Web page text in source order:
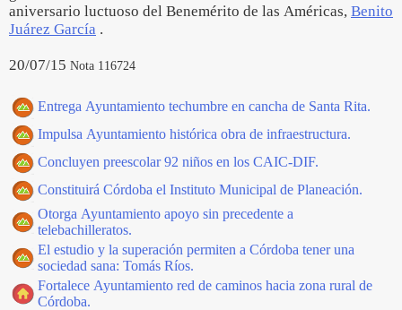
aniversario luctuoso del Benemérito de las Américas, Benito
Juárez García .
20/07/15 Nota 116724
Entrega Ayuntamiento techumbre en cancha de Santa Rita.
Impulsa Ayuntamiento histórica obra de infraestructura.
Concluyen preescolar 92 niños en los CAIC-DIF.
Constituirá Córdoba el Instituto Municipal de Planeación.
Otorga Ayuntamiento apoyo sin precedente a
telebachilleratos.
El estudio y la superación permiten a Córdoba tener una
sociedad sana: Tomás Ríos.
Fortalece Ayuntamiento red de caminos hacia zona rural de
Córdoba.